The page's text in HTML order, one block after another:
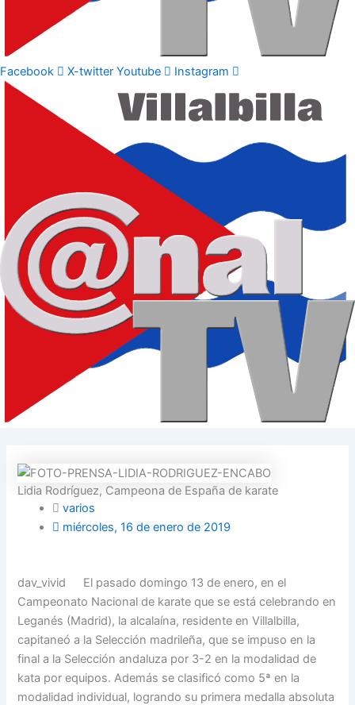
Facebook X-twitter Youtube Instagram
Lidia Rodríguez, Campeona de España de karate
varios
miércoles, 16 de enero de 2019
dav_vivid
El pasado domingo 13 de enero, en el
Campeonato Nacional de karate que se está celebrando en
Leganés (Madrid), la alcalaína, residente en Villalbilla,
capitaneó a la Selección madrileña, que se impuso en la
final a la Selección andaluza por 3-2 en la modalidad de
kata por equipos. Además se clasificó como 5ª en la
modalidad individual, logrando su primera medalla absoluta